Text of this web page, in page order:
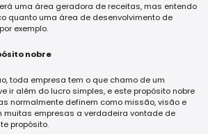
uma área geradora de receitas, mas entendo
quanto uma área de desenvolvimento de
exemplo.
nobre
toda empresa tem o que chamo de um
ir além do lucro simples, e este propósito nobre
normalmente definem como missão, visão e
muitas empresas a verdadeira vontade de
propósito.